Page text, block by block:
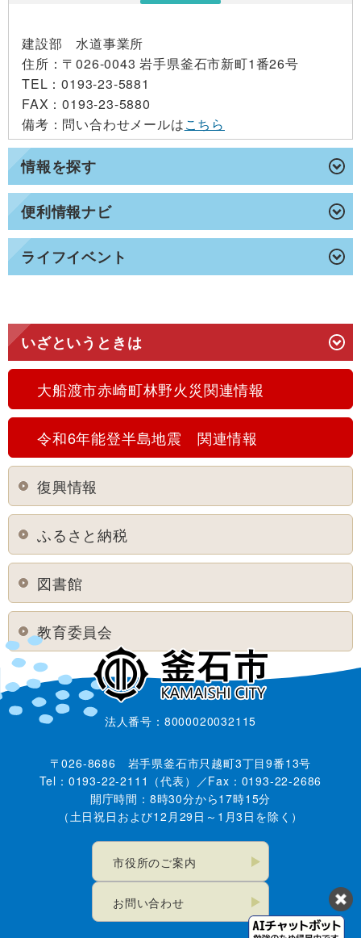
情報を探す
便利情報ナビ
ライフイベント
建設部 水道事業所
住所 ：〒026-0043 岩手県釜石市新町1番26号
TEL ：0193-23-5881
FAX ：0193-23-5880
備考 ：問い合わせメールはこちら
いざというときは
大船渡市赤崎町林野火災関連情報
令和6年能登半島地震 関連情報
復興情報
ふるさと納税
図書館
教育委員会
法人番号：8000020032115
〒026-8686 岩手県釜石市只越町3丁目9番13号
Tel：0193-22-2111（代表）／Fax：0193-22-2686
開庁時間：8時30分から17時15分
（土日祝日および12月29日～1月3日を除く）
市役所のご案内
お問い合わせ